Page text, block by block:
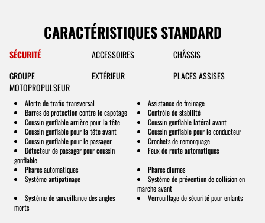
CARACTÉRISTIQUES STANDARD
SÉCURITÉ ACCESSOIRES
CHÂSSIS
GROUPE
MOTOPROPULSEUR
EXTÉRIEUR PLACES ASSISES
Alerte de trafic transversal
Assistance de freinage
Barres de protection contre le capotage
Contrôle de stabilité
Coussin gonflable arrière pour la tête
Coussin gonflable latéral avant
Coussin gonflable pour la tête avant
Coussin gonflable pour le conducteur
Coussin gonflable pour le passager
Crochets de remorquage
Détecteur de passager pour coussin
gonflable
Feux de route automatiques
Phares automatiques
Phares diurnes
Système antipatinage
Système de prévention de collision en
marche avant
Système de surveillance des angles
morts
Verrouillage de sécurité pour enfants